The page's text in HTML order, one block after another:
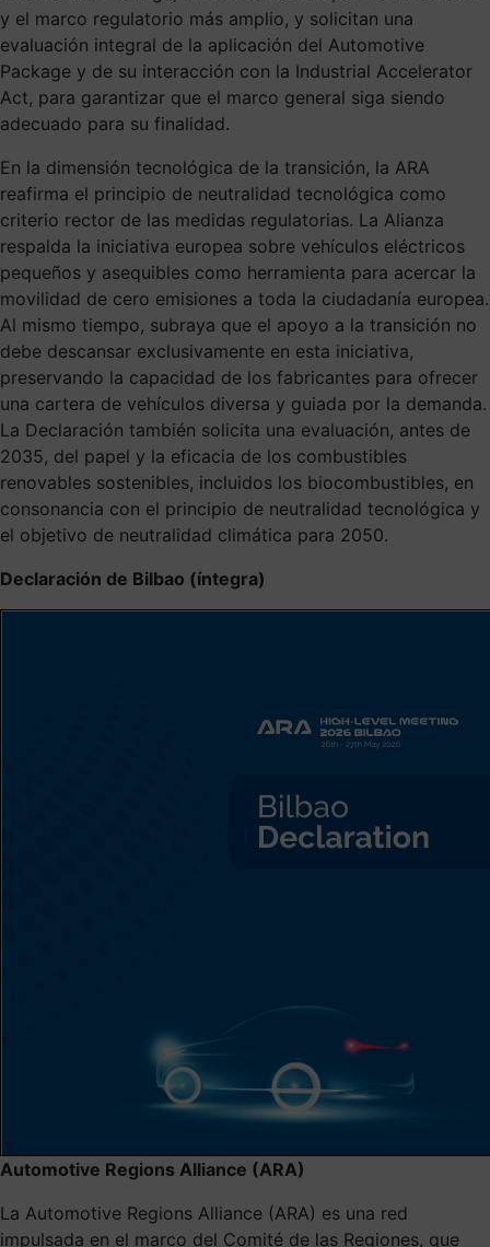
y el marco regulatorio más amplio, y solicitan una
evaluación integral de la aplicación del Automotive
Package y de su interacción con la Industrial Accelerator
Act, para garantizar que el marco general siga siendo
adecuado para su finalidad.
En la dimensión tecnológica de la transición, la ARA
reafirma el principio de neutralidad tecnológica como
criterio rector de las medidas regulatorias. La Alianza
respalda la iniciativa europea sobre vehículos eléctricos
pequeños y asequibles como herramienta para acercar la
movilidad de cero emisiones a toda la ciudadanía europea.
Al mismo tiempo, subraya que el apoyo a la transición no
debe descansar exclusivamente en esta iniciativa,
preservando la capacidad de los fabricantes para ofrecer
una cartera de vehículos diversa y guiada por la demanda.
La Declaración también solicita una evaluación, antes de
2035, del papel y la eficacia de los combustibles
renovables sostenibles, incluidos los biocombustibles, en
consonancia con el principio de neutralidad tecnológica y
el objetivo de neutralidad climática para 2050.
Declaración de Bilbao (íntegra)
Automotive Regions Alliance (ARA)
La Automotive Regions Alliance (ARA) es una red
impulsada en el marco del Comité de las Regiones, que